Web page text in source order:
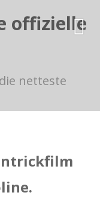
offizielle
netteste